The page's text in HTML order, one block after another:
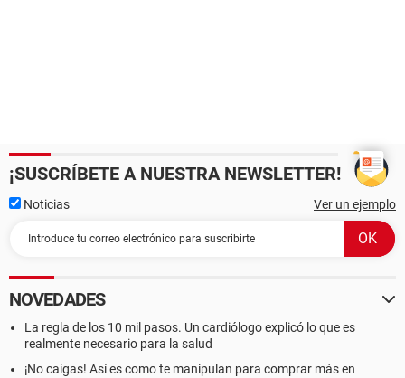
¡SUSCRÍBETE A NUESTRA NEWSLETTER!
Noticias Ver un ejemplo
NOVEDADES
La regla de los 10 mil pasos. Un cardiólogo explicó lo que es
realmente necesario para la salud
¡No caigas! Así es como te manipulan para comprar más en